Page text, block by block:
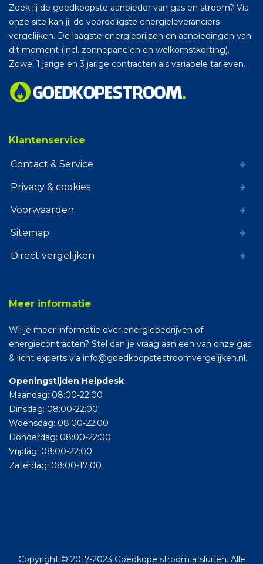
Zoek jij de goedkoopste aanbieder van gas en stroom? Via
onze site kan jij de voordeligste energieleveranciers
vergelijken. De laagste energieprijzen en aanbiedingen van
dit moment (incl. zonnepanelen en welkomstkorting).
Zowel 1 jarige en 3 jarige contracten als variabele tarieven.
Klantenservice
Contact & Service
Privacy & cookies
Voorwaarden
Sitemap
Direct vergelijken
Meer informatie
Wil je meer informatie over energiebedrijven of
energiecontracten? Stel dan je vraag aan een van onze gas
& licht experts via info@goedkoopstestroomvergelijken.nl.
Openingstijden Helpdesk
Maandag: 08:00-22:00
Dinsdag: 08:00-22:00
Woensdag: 08:00-22:00
Donderdag: 08:00-22:00
Vrijdag: 08:00-22:00
Zaterdag: 08:00-17:00
Copyright © 2017-2023 Goedkope stroom afsluiten. Alle